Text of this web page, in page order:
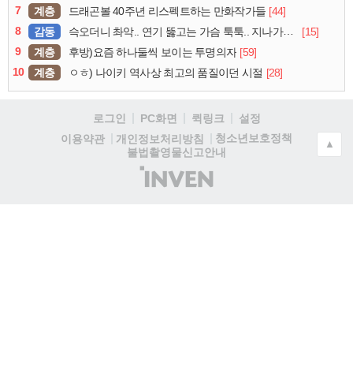
7
계층 드래곤볼 40주년 리스펙트하는 만화작가들 [44]
8
감동 슥오더니 촤악.. 연기 뚫고는 가슴 툭툭.. 지나가던 아재의 정체
[15]
9
계층 후방)요즘 하나둘씩 보이는 투명의자 [59]
10
계층 ㅇㅎ) 나이키 역사상 최고의 품질이던 시절 [28]
로그인 PC화면 퀵링크
설정
이용약관
개인정보처리방침
청소년보호정책
불법촬영물신고안내
(주)
인
▲